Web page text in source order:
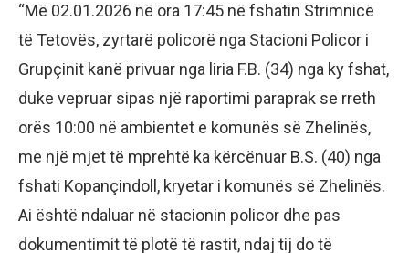
“Më 02.01.2026 në ora 17:45 në fshatin Strimnicë
të Tetovës, zyrtarë policorë nga Stacioni Policor i
Grupçinit kanë privuar nga liria F.B. (34) nga ky fshat,
duke vepruar sipas një raportimi paraprak se rreth
orës 10:00 në ambientet e komunës së Zhelinës,
me një mjet të mprehtë ka kërcënuar B.S. (40) nga
fshati Kopançindoll, kryetar i komunës së Zhelinës.
Ai është ndaluar në stacionin policor dhe pas
dokumentimit të plotë të rastit, ndaj tij do të